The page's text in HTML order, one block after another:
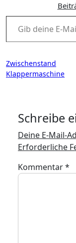
Gib deine E-Mail-Adresse ein ...
Zwischenstand
Klappermaschine
Schreibe
Deine E-Mail-
Erforderliche
Kommentar*